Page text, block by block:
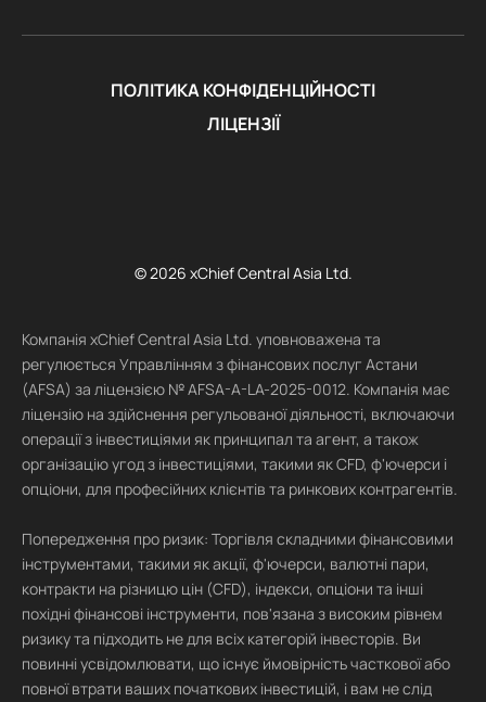
ПОЛІТИКА КОНФІДЕНЦІЙНОСТІ
ЛІЦЕНЗІЇ
© 2026 xChief Central Asia Ltd.
Компанія xChief Central Asia Ltd. уповноважена та
регулюється Управлінням з фінансових послуг Астани
(AFSA) за ліцензією № AFSA-A-LA-2025-0012. Компанія має
ліцензію на здійснення регульованої діяльності, включаючи
операції з інвестиціями як принципал та агент, а також
організацію угод з інвестиціями, такими як CFD, ф'ючерси і
опціони, для професійних клієнтів та ринкових контрагентів.
Попередження про ризик: Торгівля складними фінансовими
інструментами, такими як акції, ф'ючерси, валютні пари,
контракти на різницю цін (CFD), індекси, опціони та інші
похідні фінансові інструменти, пов'язана з високим рівнем
ризику та підходить не для всіх категорій інвесторів. Ви
повинні усвідомлювати, що існує ймовірність часткової або
повної втрати ваших початкових інвестицій, і вам не слід